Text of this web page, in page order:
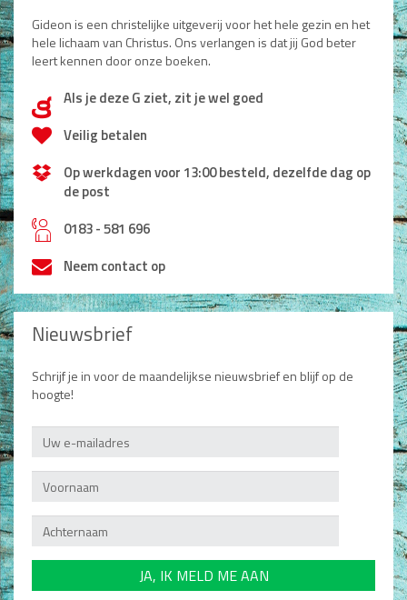
Gideon is een christelijke uitgeverij voor het hele gezin en het
hele lichaam van Christus. Ons verlangen is dat jij God beter
leert kennen door onze boeken.
dAls je deze G ziet, zit je wel goed
Veilig betalen
Op werkdagen voor 13:00 besteld, dezelfde dag op
de post
h0183 - 581 696
Neem contact op
Nieuwsbrief
Schrijf je in voor de maandelijkse nieuwsbrief en blijf op de
hoogte!